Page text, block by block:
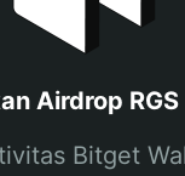
Airdrop
Bitget